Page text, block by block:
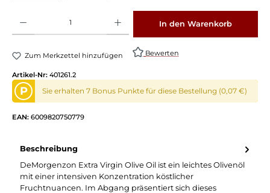
In den Warenkorb
Zum Merkzettel hinzufügen Bewerten
Artikel-Nr: 401261.2
P Sie erhalten 7 Bonus Punkte für diese Bestellung (0,07 €)
EAN: 6009820750779
Beschreibung
DeMorgenzon Extra Virgin Olive Oil ist ein leichtes Olivenöl
mit einer intensiven Konzentration köstlicher
Fruchtnuancen. Im Abgang präsentiert sich dieses